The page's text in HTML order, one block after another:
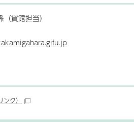
貸館担当）
ンク）